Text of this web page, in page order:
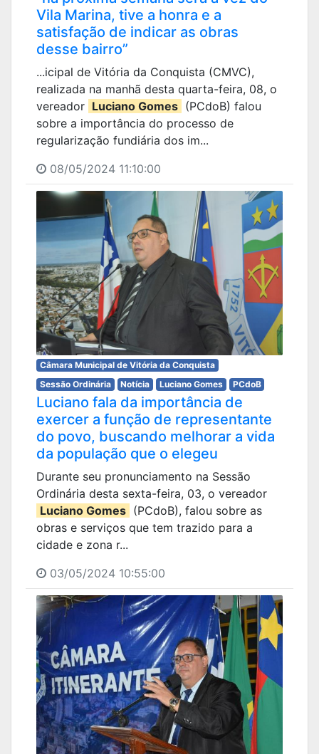
Vila Marina, tive a honra e a
satisfação de indicar as obras
desse bairro”
...icipal de Vitória da Conquista (CMVC),
realizada na manhã desta quarta-feira, 08, o
vereador Luciano Gomes (PCdoB) falou
sobre a importância do processo de
regularização fundiária dos im...
08/05/2024 11:10:00
Câmara Municipal de Vitória da Conquista
Sessão Ordinária
Notícia Luciano Gomes PCdoB
Luciano fala da importância de
exercer a função de representante
do povo, buscando melhorar a vida
da população que o elegeu
Durante seu pronunciamento na Sessão
Ordinária desta sexta-feira, 03, o vereador
Luciano Gomes (PCdoB), falou sobre as
obras e serviços que tem trazido para a
cidade e zona r...
03/05/2024 10:55:00